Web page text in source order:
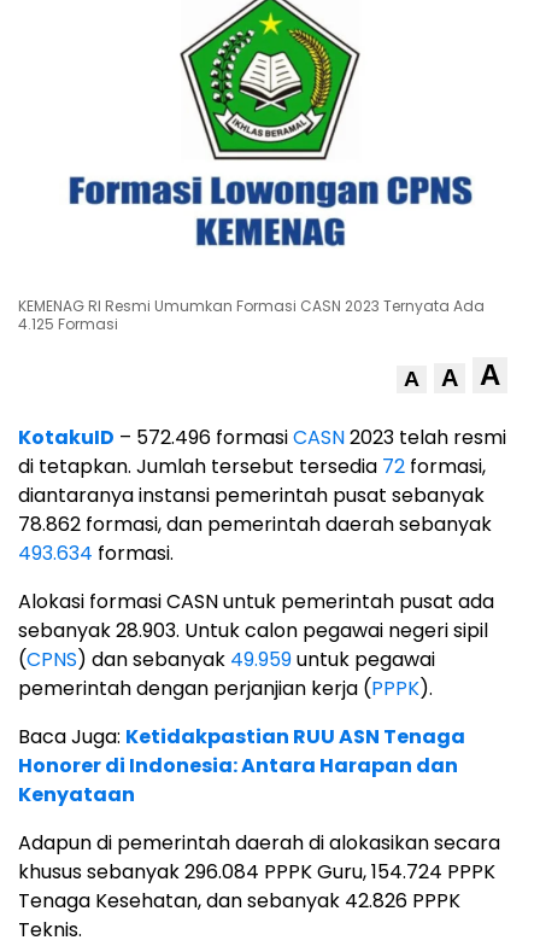
KEMENAG RI Resmi Umumkan Formasi CASN 2023 Ternyata Ada
4.125 Formasi
A A A
KotakuID – 572.496 formasiCASN2023 telah resmi
di tetapkan. Jumlah tersebut tersedia 72 formasi,
diantaranya instansi pemerintah pusat sebanyak
78.862 formasi, dan pemerintah daerah sebanyak
493.634 formasi.
Alokasi formasi CASN untuk pemerintah pusat ada
sebanyak 28.903. Untuk calon pegawai negeri sipil
(CPNS) dan sebanyak 49.959untuk pegawai
pemerintah dengan perjanjian kerja (PPPK).
Baca Juga: Ketidakpastian RUU ASN Tenaga
Honorer di Indonesia: Antara Harapan dan
Kenyataan
Adapun di pemerintah daerah di alokasikan secara
khusus sebanyak 296.084 PPPK Guru, 154.724 PPPK
Tenaga Kesehatan, dan sebanyak 42.826 PPPK
Teknis.